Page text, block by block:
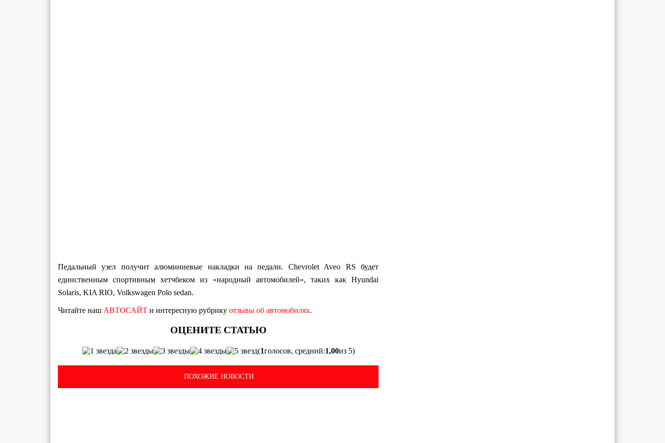
Педальный узел получит алюминиевые накладки на педали. Chevrolet Aveo RS будет
единственным спортивным хетчбеком из «народный автомобилей», таких как Hyundai
Solaris, KIA RIO, Volkswagen Polo sedan.
Читайте наш АВТОСАЙТ и интересную рубрику отзывы об автомобилях.
(1голосов, средний:1,00из 5)
ПОХОЖИЕ НОВОСТИ